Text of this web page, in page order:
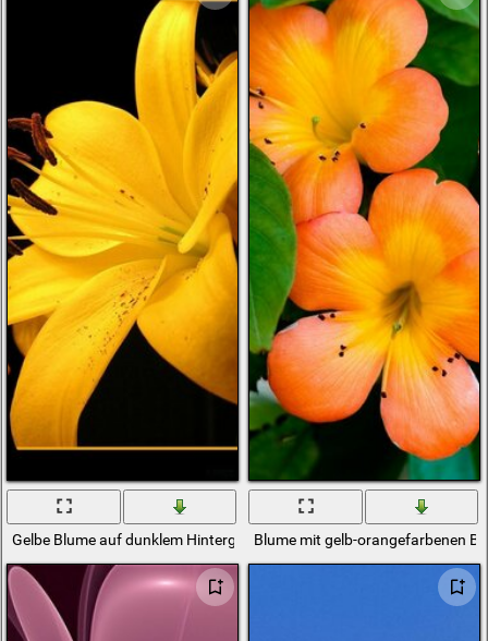
Gelbe Blume auf dunklem HintergrundBlume mit gelb-orangefarbenen